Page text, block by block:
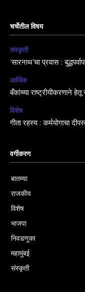
चर्चेतील विषय
संस्कृती
‘सारनाथ’चा प्रवास :
आर्थिक
बँकांच्या राष्ट्रीयीकरणाने हेतू
विशेष
गीता रहस्य : कर्मयोगाचा
वर्गीकरण
बातम्या
राजकीय
विशेष
भाजपा
निवडणुका
महामुंबई
संस्कृती